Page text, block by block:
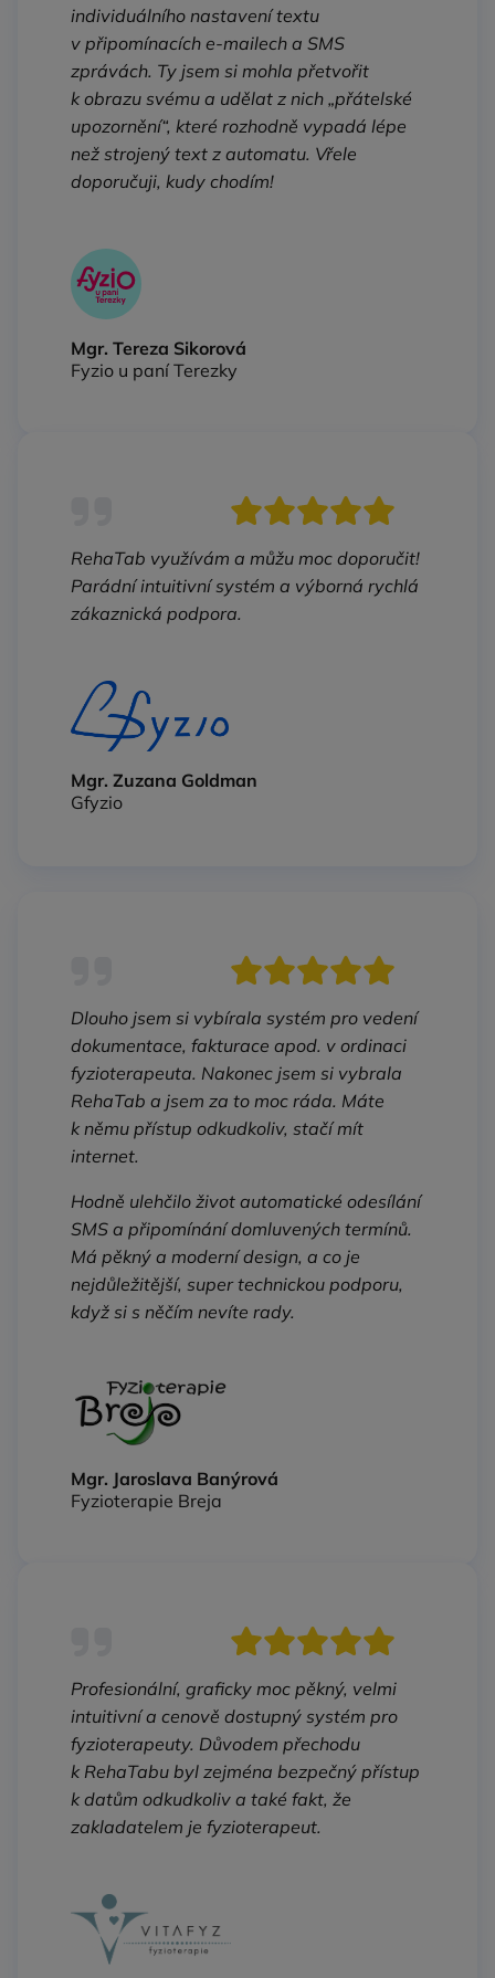
individuálního nastavení textu
v připomínacích e‑mailech a SMS
zprávách. Ty jsem si mohla přetvořit
k obrazu svému a udělat z nich „přátelské
upozornění“, které rozhodně vypadá lépe
než strojený text z automatu. Vřele
doporučuji, kudy chodím!
Mgr. Tereza Sikorová
Fyzio u paní Terezky
RehaTab využívám a můžu moc doporučit!
Parádní intuitivní systém a výborná rychlá
zákaznická podpora.
Mgr. Zuzana Goldman
Gfyzio
Dlouho jsem si vybírala systém pro vedení
dokumentace, fakturace apod. v ordinaci
fyzioterapeuta. Nakonec jsem si vybrala
RehaTab a jsem za to moc ráda. Máte
k němu přístup odkudkoliv, stačí mít
internet.
Hodně ulehčilo život automatické odesílání
SMS a připomínání domluvených termínů.
Má pěkný a moderní design, a co je
nejdůležitější, super technickou podporu,
když si s něčím nevíte rady.
Mgr. Jaroslava Banýrová
Fyzioterapie Breja
Profesionální, graficky moc pěkný, velmi
intuitivní a cenově dostupný systém pro
fyzioterapeuty. Důvodem přechodu
k RehaTabu byl zejména bezpečný přístup
k datům odkudkoliv a také fakt, že
zakladatelem je fyzioterapeut.